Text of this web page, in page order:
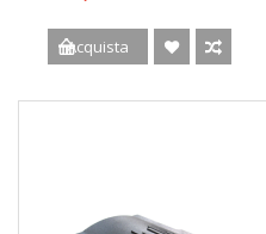
Acquista